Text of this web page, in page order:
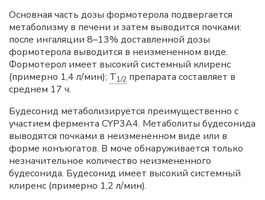
Основная часть дозы формотерола подвергается
метаболизму в печени и затем выводится почками:
после ингаляции 8–13% доставленной дозы
формотерола выводится в неизмененном виде.
Формотерол имеет высокий системный клиренс
(примерно 1,4 л/мин); T1/2 препарата составляет в
среднем 17 ч.
Будесонид метаболизируется преимущественно с
участием фермента CYP3A4. Метаболиты будесонида
выводятся почками в неизмененном виде или в
форме конъюгатов. В моче обнаруживается только
незначительное количество неизмененного
будесонида. Будесонид имеет высокий системный
клиренс (примерно 1,2 л/мин).